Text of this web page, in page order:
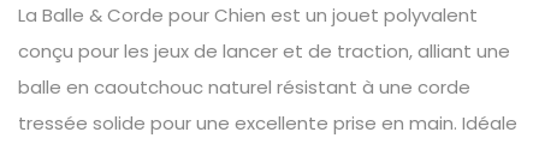
La Balle & Corde pour Chien est un jouet polyvalent
conçu pour les jeux de lancer et de traction, alliant une
balle en caoutchouc naturel résistant à une corde
tressée solide pour une excellente prise en main. Idéale